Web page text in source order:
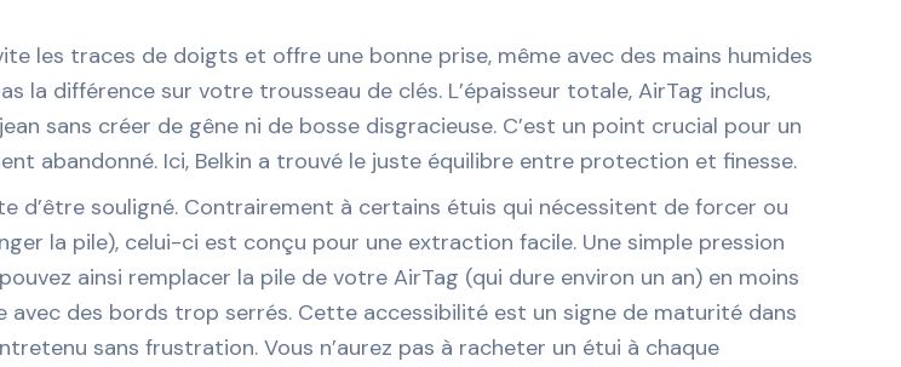
les traces de doigts et offre une bonne prise, même avec des mains humides
la différence sur votre trousseau de clés. L’épaisseur totale, AirTag inclus,
sans créer de gêne ni de bosse disgracieuse. C’est un point crucial pour un
abandonné. Ici, Belkin a trouvé le juste équilibre entre protection et finesse.
d’être souligné. Contrairement à certains étuis qui nécessitent de forcer ou
la pile), celui-ci est conçu pour une extraction facile. Une simple pression
ainsi remplacer la pile de votre AirTag (qui dure environ un an) en moins
des bords trop serrés. Cette accessibilité est un signe de maturité dans
sans frustration. Vous n’aurez pas à racheter un étui à chaque